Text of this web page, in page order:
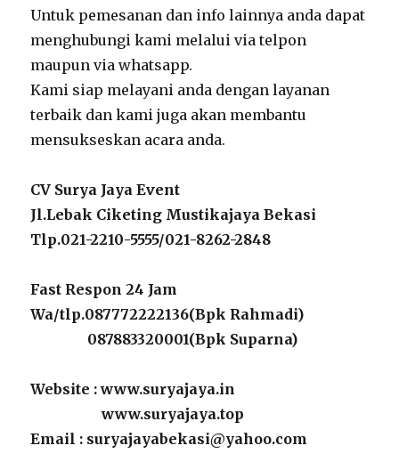
Untuk pemesanan dan info lainnya anda dapat
menghubungi kami melalui via telpon
maupun via whatsapp.
Kami siap melayani anda dengan layanan
terbaik dan kami juga akan membantu
mensukseskan acara anda.
CV Surya Jaya Event
Jl.Lebak Ciketing Mustikajaya Bekasi
Tlp.021-2210-5555/021-8262-2848
Fast Respon 24 Jam
Wa/tlp.087772222136(Bpk Rahmadi)
087883320001(Bpk Suparna)
Website : www.suryajaya.in
www.suryajaya.top
Email : suryajayabekasi@yahoo.com